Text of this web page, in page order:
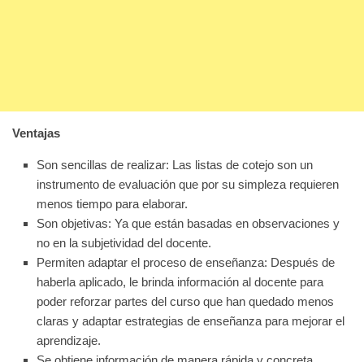
Ventajas
Son sencillas de realizar: Las listas de cotejo son un
instrumento de evaluación que por su simpleza requieren
menos tiempo para elaborar.
Son objetivas: Ya que están basadas en observaciones y
no en la subjetividad del docente.
Permiten adaptar el proceso de enseñanza: Después de
haberla aplicado, le brinda información al docente para
poder reforzar partes del curso que han quedado menos
claras y adaptar estrategias de enseñanza para mejorar el
aprendizaje.